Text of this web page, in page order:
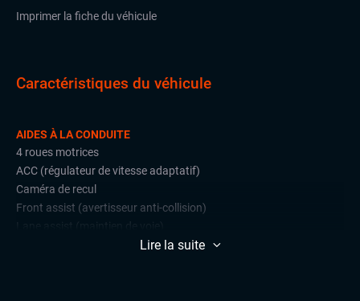
Imprimer la fiche du véhicule
Caractéristiques du véhicule
AIDES À LA CONDUITE
4 roues motrices
ACC (régulateur de vitesse adaptatif)
Caméra de recul
Front assist (avertisseur anti-collision)
Radars de stationnement avant et arrière
Lire la suite